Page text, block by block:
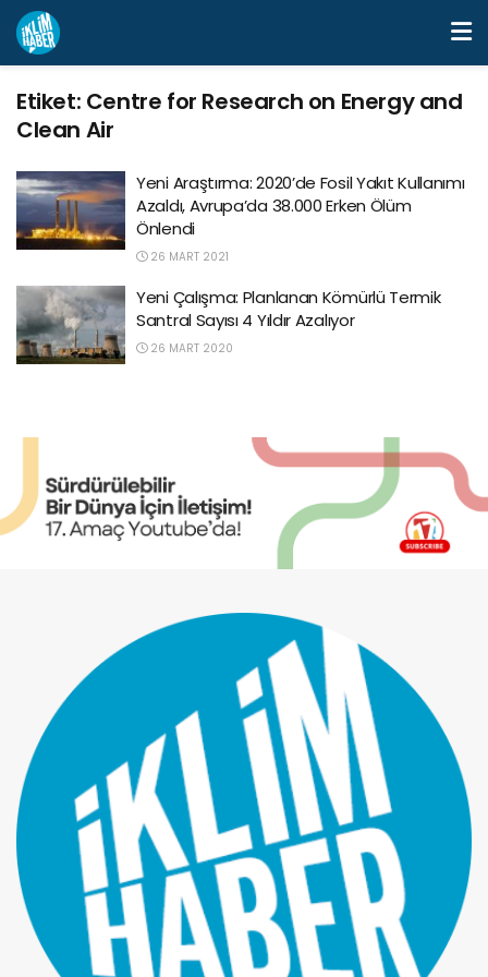
Etiket: Centre for Research on Energy and
Clean Air
Yeni Araştırma: 2020’de Fosil Yakıt Kullanımı
Azaldı, Avrupa’da 38.000 Erken Ölüm
Önlendi
26 MART 2021
Yeni Çalışma: Planlanan Kömürlü Termik
Santral Sayısı 4 Yıldır Azalıyor
26 MART 2020